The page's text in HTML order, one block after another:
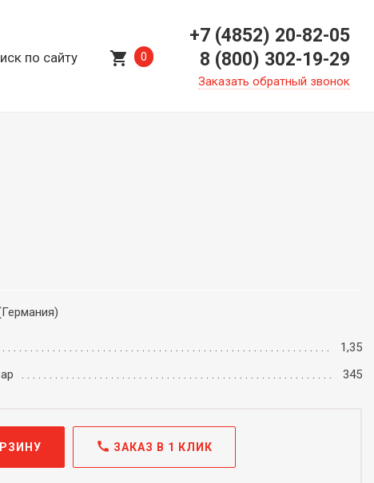
по сайту shopping_cart 0
+7 (4852) 20-82-05
8 (800) 302-19-29
Заказать обратный звонок
1,35
345
call ЗАКАЗ В 1 КЛИК